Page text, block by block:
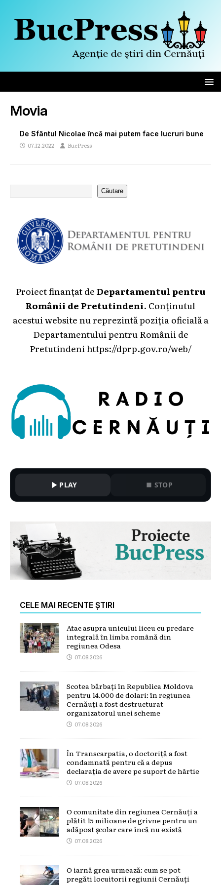
Movia
De Sfântul Nicolae încă mai putem face lucruri bune
07.12.2022 BucPress
Căutare
Proiect finanțat deDepartamentul pentru
Românii de Pretutindeni. Conținutul
acestui website nu reprezintă poziția oficială a
Departamentului pentru Românii de
Pretutindeni https://dprp.gov.ro/web/
PLAY STOP
CELE MAI RECENTE ȘTIRI
Atac asupra unicului liceu cu predare
integrală în limba română din
regiunea Odesa
07.08.2026
Scotea bărbați în Republica Moldova
pentru 14.000 de dolari: în regiunea
Cernăuți a fost destructurat
organizatorul unei scheme
07.08.2026
În Transcarpatia, o doctoriță a fost
condamnată pentru că a depus
declarația de avere pe suport de hârtie
07.08.2026
O comunitate din regiunea Cernăuți a
plătit 15 milioane de grivne pentru un
adăpost școlar care încă nu există
07.08.2026
O iarnă grea urmează: cum se pot
pregăti locuitorii regiunii Cernăuți